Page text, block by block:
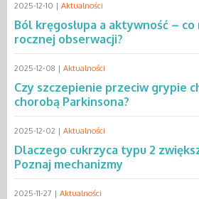
2025-12-10 | Aktualności
Ból kręgosłupa a aktywność –
rocznej obserwacji?
2025-12-08 | Aktualności
Czy szczepienie przeciw grypie
chorobą Parkinsona?
2025-12-02 | Aktualności
Dlaczego cukrzyca typu 2
Poznaj mechanizmy
2025-11-27 | Aktualności